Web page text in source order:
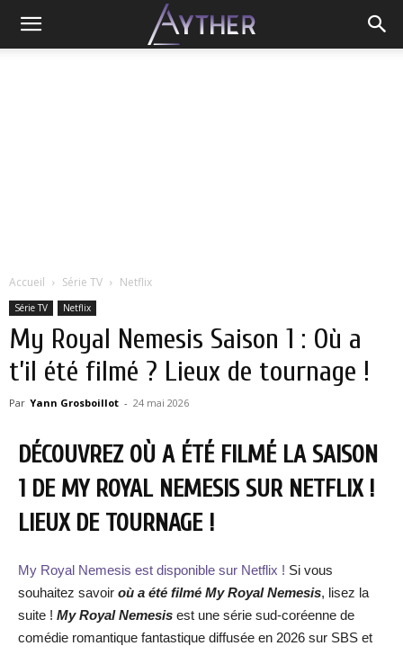
Accueil Série TV Netflix
Série TV Netflix
My Royal Nemesis Saison 1 : Où a
t’il été filmé ? Lieux de tournage !
Par Yann Grosboillot - 24 mai 2026
DÉCOUVREZ OÙ A ÉTÉ FILMÉ LA SAISON
1 DE MY ROYAL NEMESIS SUR NETFLIX !
LIEUX DE TOURNAGE !
My Royal Nemesis est disponible sur Netflix ! Si vous
souhaitez savoir où a été filmé My Royal Nemesis, lisez la
suite ! My Royal Nemesis est une série sud-coréenne de
comédie romantique fantastique diffusée en 2026 sur SBS et